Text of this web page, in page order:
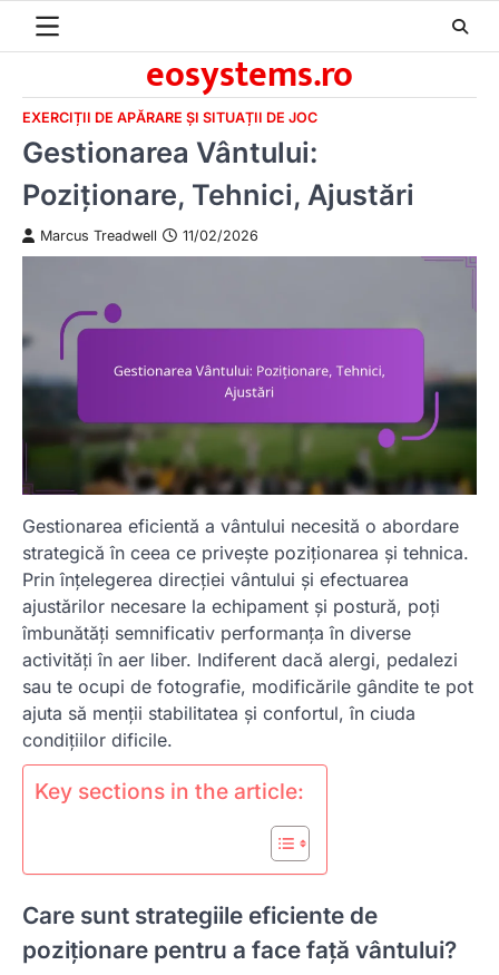
eosystems.ro
EXERCIȚII DE APĂRARE ȘI SITUAȚII DE JOC
Gestionarea Vântului:
Poziționare, Tehnici, Ajustări
Marcus Treadwell 11/02/2026
Gestionarea eficientă a vântului necesită o abordare
strategică în ceea ce privește poziționarea și tehnica.
Prin înțelegerea direcției vântului și efectuarea
ajustărilor necesare la echipament și postură, poți
îmbunătăți semnificativ performanța în diverse
activități în aer liber. Indiferent dacă alergi, pedalezi
sau te ocupi de fotografie, modificările gândite te pot
ajuta să menții stabilitatea și confortul, în ciuda
condițiilor dificile.
Key sections in the article:
Care sunt strategiile eficiente de
poziționare pentru a face față vântului?